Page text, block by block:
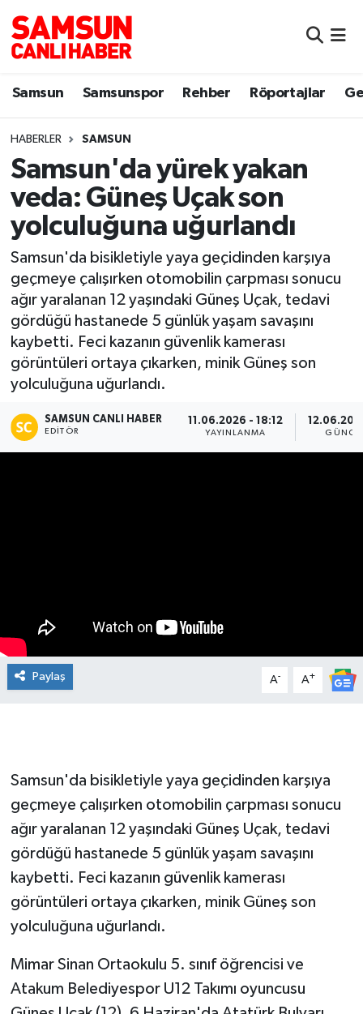
Samsun Samsunspor Rehber Röportajlar
HABERLER SAMSUN
Samsun'da yürek yakan
veda: Güneş Uçak son
yolculuğuna uğurlandı
Samsun'da bisikletiyle yaya geçidinden karşıya
geçmeye çalışırken otomobilin çarpması sonucu
ağır yaralanan 12 yaşındaki Güneş Uçak, tedavi
gördüğü hastanede 5 günlük yaşam savaşını
kaybetti. Feci kazanın güvenlik kamerası
görüntüleri ortaya çıkarken, minik Güneş son
yolculuğuna uğurlandı.
SAMSUN CANLI HABER
EDITÖR
11.06.2026 - 18:12
YAYINLANMA
Paylaş A- A+
Samsun'da bisikletiyle yaya geçidinden karşıya
geçmeye çalışırken otomobilin çarpması sonucu
ağır yaralanan 12 yaşındaki Güneş Uçak, tedavi
gördüğü hastanede 5 günlük yaşam savaşını
kaybetti. Feci kazanın güvenlik kamerası
görüntüleri ortaya çıkarken, minik Güneş son
yolculuğuna uğurlandı.
Mimar Sinan Ortaokulu 5. sınıf öğrencisi ve
Atakum Belediyespor U12 Takımı oyuncusu
Samsun
Sokak Röportajları
Genel
Dünya
Sağlık
Yemek
Manşet Haberi
Samsun Nöbetçi Eczaneler
Samsun Hava Durumu
Samsun Namaz Vakitleri
Samsun Trafik Yoğunluk Haritası
Süper Lig Puan Durumu ve Fikstür
Son Dakika Haberleri
Haber Arşivi